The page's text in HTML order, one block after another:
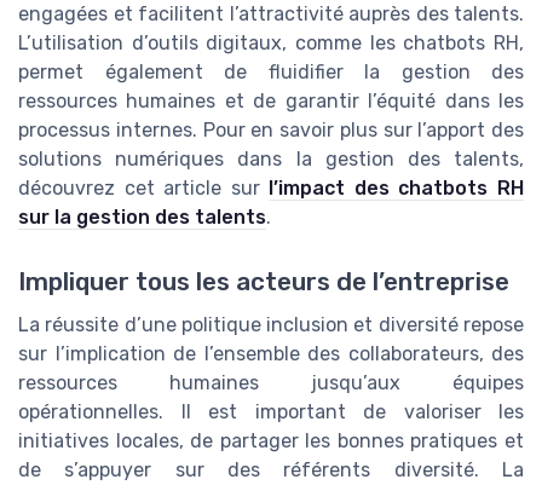
engagées et facilitent l’attractivité auprès des talents.
L’utilisation d’outils digitaux, comme les chatbots RH,
permet également de fluidifier la gestion des
ressources humaines et de garantir l’équité dans les
processus internes. Pour en savoir plus sur l’apport des
solutions numériques dans la gestion des talents,
découvrez cet article sur l’impact des chatbots RH
sur la gestion des talents.
Impliquer tous les acteurs de l’entreprise
La réussite d’une politique inclusion et diversité repose
sur l’implication de l’ensemble des collaborateurs, des
ressources humaines jusqu’aux équipes
opérationnelles. Il est important de valoriser les
initiatives locales, de partager les bonnes pratiques et
de s’appuyer sur des référents diversité. La